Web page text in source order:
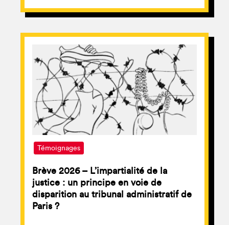
Témoignages
Brève 2026 – L’impartialité de la
justice : un principe en voie de
disparition au tribunal administratif de
Paris ?